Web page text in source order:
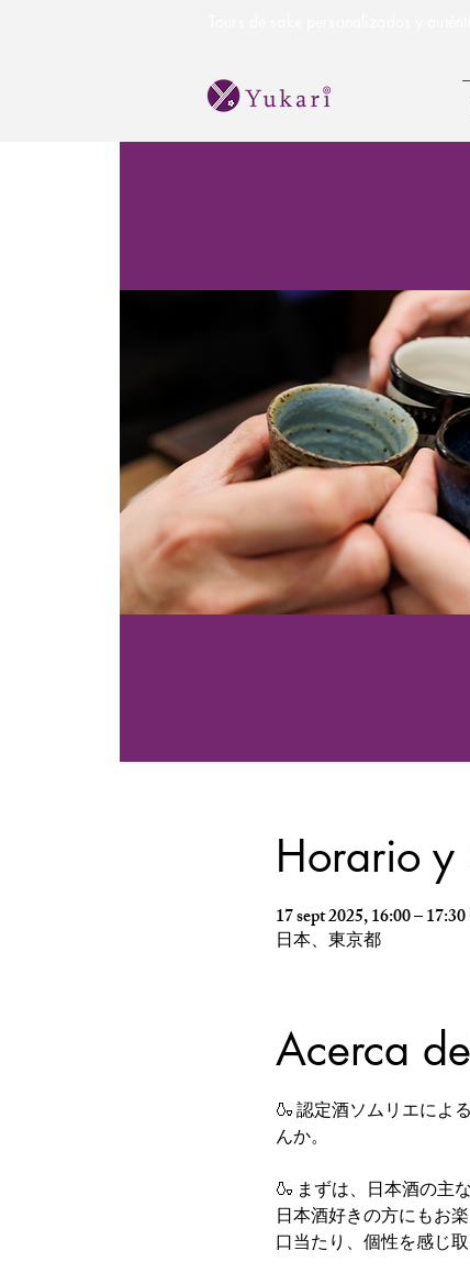
Horario y
17 sept 2025, 16:00 –
日本、東京都
Acerca
🍶 認定酒ソムリエによ
んか。
🍶 まずは、日本酒の主
日本酒好きの方にもお
口当たり、個性を感じ